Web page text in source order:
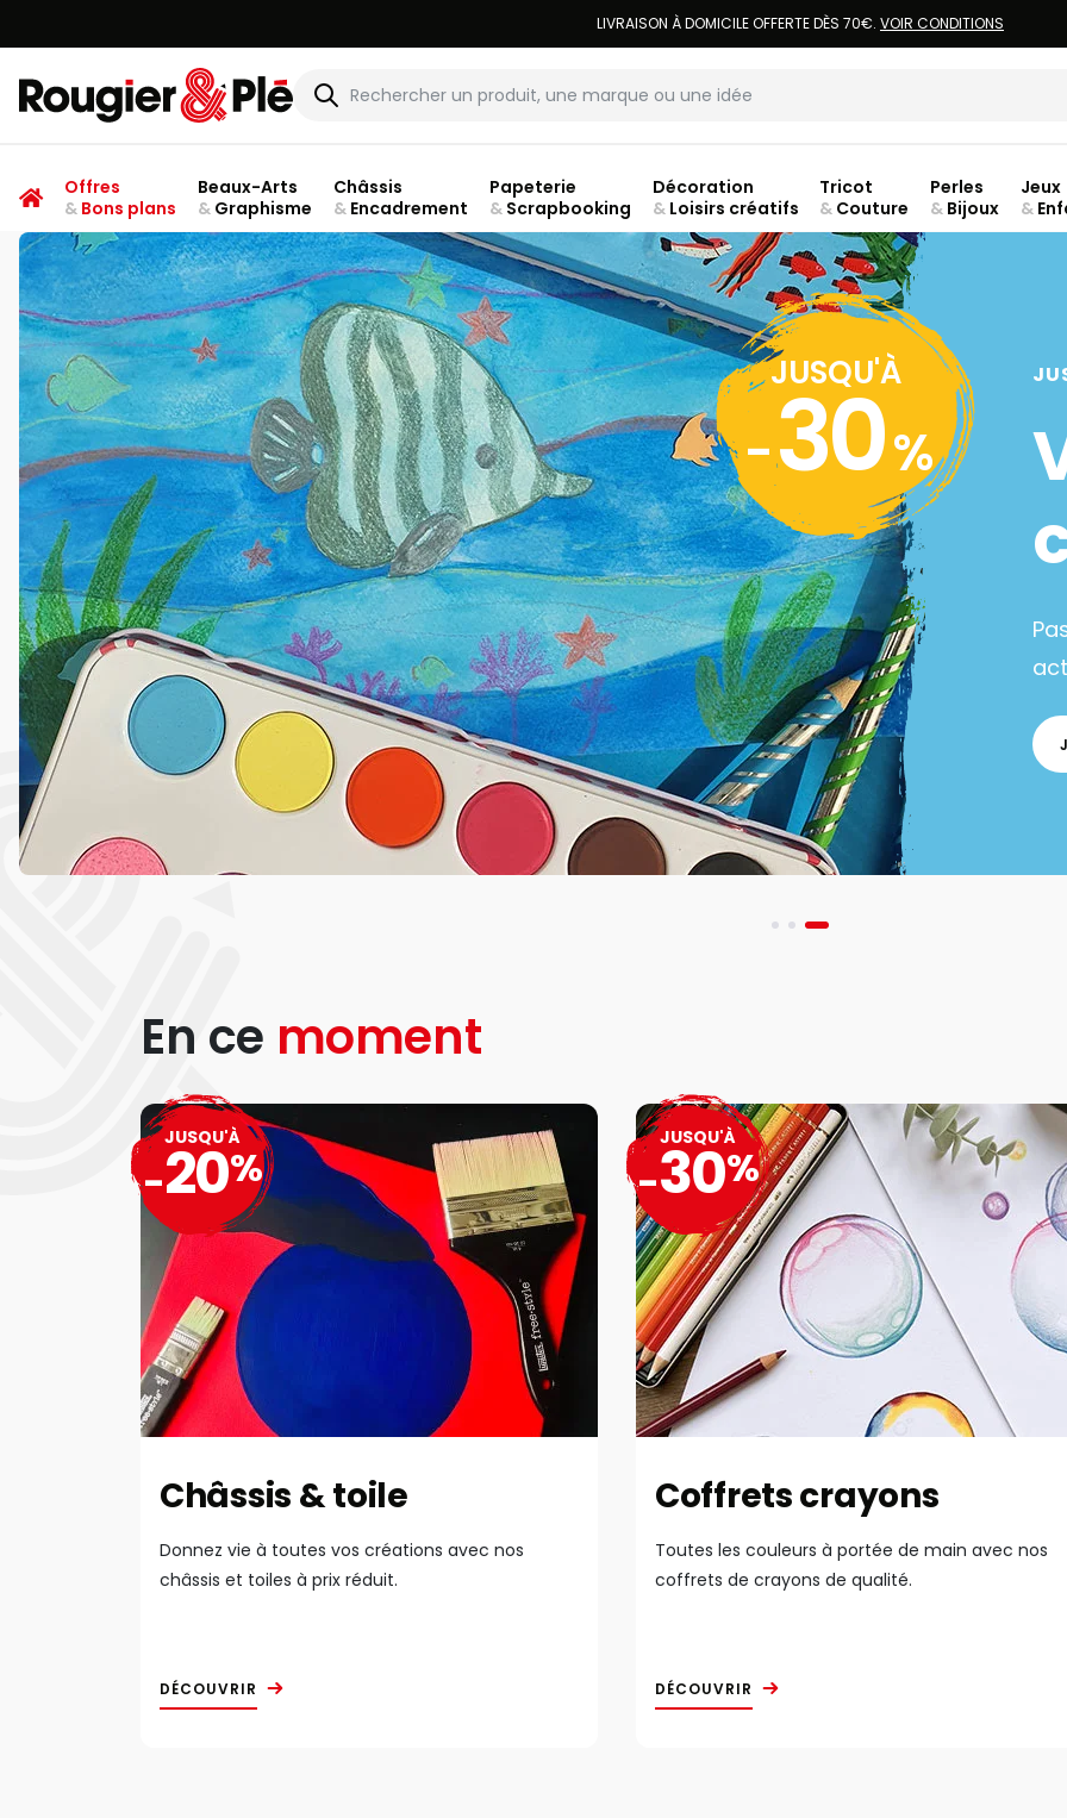
LIVRAISON À DOMICILE OFFERTE DÈS 70€. VOIR CONDITIONS
Rougier & Plé
Offres
&Bons plans
Beaux-Arts
&Graphisme
Châssis
&Encadrement
Papeterie
&Scrapbooking
Décoration
&Loisirs créatifs
Tricot
& Couture
Perles
& Bijoux
Jeux
&
JUSQU'À
-30%
En ce moment
Châssis & toile
Donnez vie à toutes vos créations avec nos
châssis et toiles à prix réduit.
DÉCOUVRIR
JUSQU'À
-20%
Coffrets crayons
Toutes les couleurs à portée de main avec nos
coffrets de crayons de qualité.
DÉCOUVRIR
JUSQU'À
-30%